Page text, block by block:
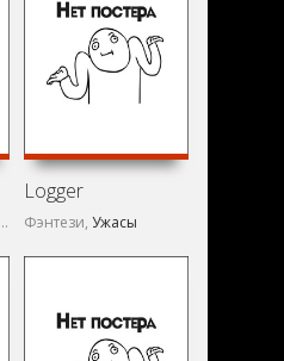
Logger
Фэнтези, Ужасы